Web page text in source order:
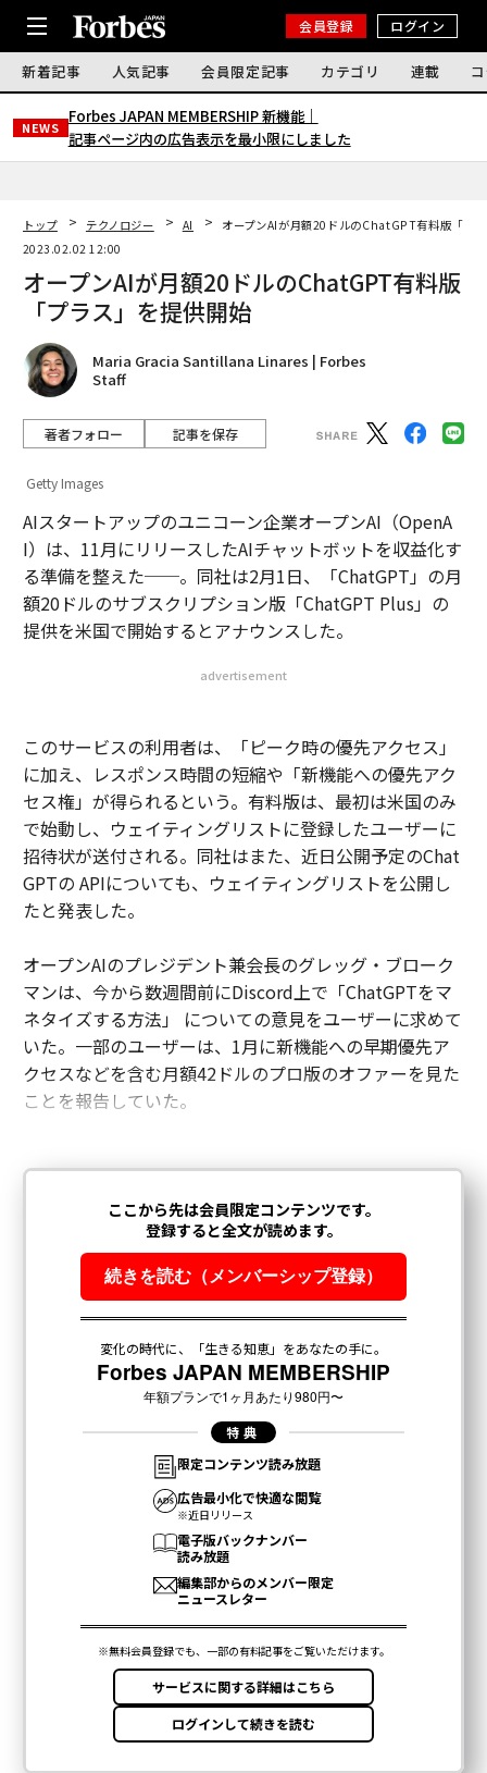
会員登録 ログイン
新着記事 人気記事 会員限定記事 カテゴリ 連載
NEWS
Forbes JAPAN MEMBERSHIP 新機能｜
記事ページ内の広告表示を最小限にしました
トップ テクノロジー AI
オープンAIが月額20ドルのChatGPT有料版「プ
2023.02.02 12:00
オープンAIが月額20ドルのChatGPT有料版
「プラス」を提供開始
Maria Gracia Santillana Linares | Forbes
Staff
著者フォロー 記事を保存
Getty Images
AIスタートアップのユニコーン企業オープンAI（OpenA
I）は、11月にリリースしたAIチャットボットを収益化す
る準備を整えた──。同社は2月1日、「ChatGPT」の月
額20ドルのサブスクリプション版「ChatGPT Plus」の
提供を米国で開始するとアナウンスした。
advertisement
このサービスの利用者は、「ピーク時の優先アクセス」
に加え、レスポンス時間の短縮や「新機能への優先アク
セス権」が得られるという。有料版は、最初は米国のみ
で始動し、ウェイティングリストに登録したユーザーに
招待状が送付される。同社はまた、近日公開予定のChat
GPTの APIについても、ウェイティングリストを公開し
たと発表した。
オープンAIのプレジデント兼会長のグレッグ・ブローク
マンは、今から数週間前にDiscord上で「ChatGPTをマ
ネタイズする方法」 についての意見をユーザーに求めて
いた。一部のユーザーは、1月に新機能への早期優先ア
クセスなどを含む月額42ドルのプロ版のオファーを見た
ことを報告していた。